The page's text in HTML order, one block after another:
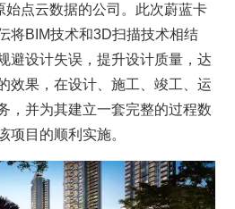
始点云数据的公司。此次蔚蓝卡
将BIM技术和3D扫描技术相结
避设计失误，提升设计质量，达
效果，在设计、施工、竣工、运
，并为其建立一套完整的过程数
项目的顺利实施。